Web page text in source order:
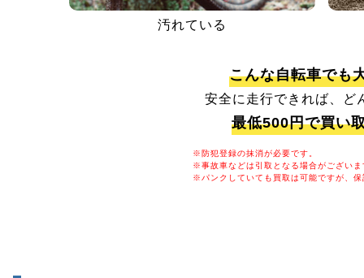
汚れている
こんな自転車でも
安全に走行できれば、ど
最低500円で買い
※防犯登録の抹消が必要です。
※事故車などは引取となる場合がございま
※パンクしていても買取は可能ですが、